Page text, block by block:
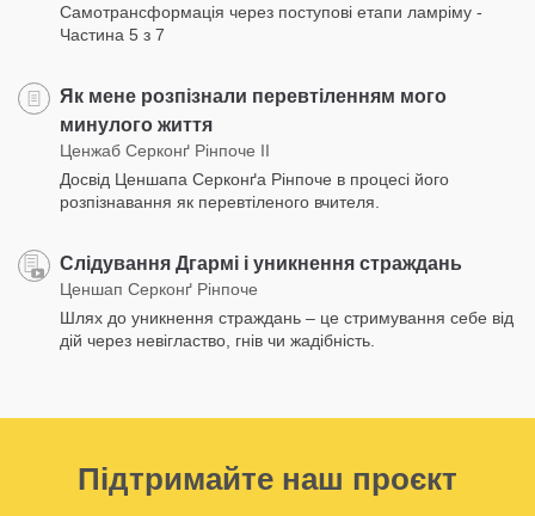
Самотрансформація через поступові етапи ламріму -
Частина 5 з 7
Як мене розпізнали перевтіленням мого
минулого життя
Ценжаб Серконґ Рінпоче II
Досвід Ценшапа Серконґа Рінпоче в процесі його
розпізнавання як перевтіленого вчителя.
Слідування Дгармі і уникнення страждань
Ценшап Серконґ Рінпоче
Шлях до уникнення страждань – це стримування себе від
дій через невігластво, гнів чи жадібність.
Підтримайте наш проєкт